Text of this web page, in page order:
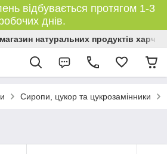
відбувається протягом 1-3
днів.
натуральних продуктів
Сиропи, цукор та цукрозамінники